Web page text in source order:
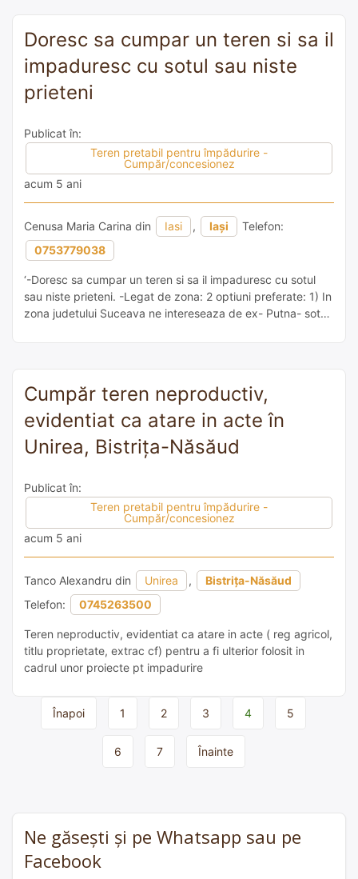
Doresc sa cumpar un teren si sa il
impaduresc cu sotul sau niste
prieteni
Publicat în:
Teren pretabil pentru împădurire -
Cumpăr/concesionez
acum 5 ani
Cenusa Maria Carina din Iasi , Iași
Telefon:
0753779038
‘-Doresc sa cumpar un teren si sa il impaduresc cu sotul
sau niste prieteni. -Legat de zona: 2 optiuni preferate: 1) In
zona judetului Suceava ne intereseaza de ex- Putna- sotul
Cumpăr teren neproductiv,
evidentiat ca atare in acte în
Unirea, Bistrița-Năsăud
Publicat în:
Teren pretabil pentru împădurire -
Cumpăr/concesionez
acum 5 ani
Tanco Alexandru din Unirea ,
Bistrița-Năsăud
Telefon:
0745263500
Teren neproductiv, evidentiat ca atare in acte ( reg agricol,
titlu proprietate, extrac cf) pentru a fi ulterior folosit in
cadrul unor proiecte pt impadurire
Page
Înapoi 1 2 3 4 5
6 7 Înainte
Ne găsești și pe Whatsapp sau pe
Facebook